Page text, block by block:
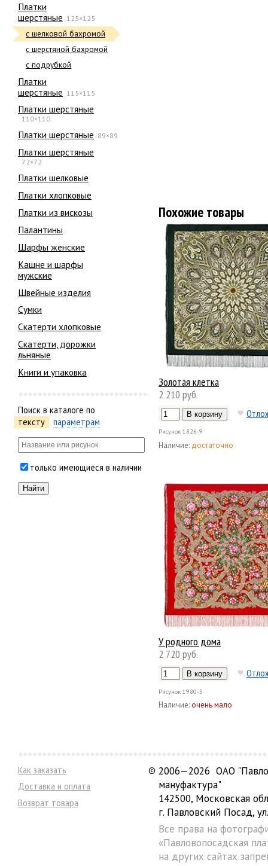
Платки
шерстяные 125×125
с шелковой бахромой
с шерстяной бахромой
с подрубкой
Платки
шерстяные 115×115
Платки шерстяные
110×110
Платки шерстяные 89×89
Платки шерстяные
72×72
Платки шелковые
Платки хлопковые
Платки из вискозы
Палантины
Шарфы женские
Кашне и шарфы
мужские
Швейные изделия
Сумки
Скатерти хлопковые
Скатерти, дорожки
льняные
Книги и упаковка
Поиск в каталоге по
тексту
параметрам
только имеющиеся в наличии
Похожие товары
Золотая клетка
2 210 руб.
Рисунок 1826-9
Наличие: достаточно
У родного дома
2 720 руб.
Рисунок 1980-5
Наличие:очень мало
Как заказать
Доставка и оплата
Возврат товара
© 2006—2026 ОАО
мануфактура"
142500, Московская
г. Павловский Посад,
Все права на
«Павловопосадская
на других сайтах